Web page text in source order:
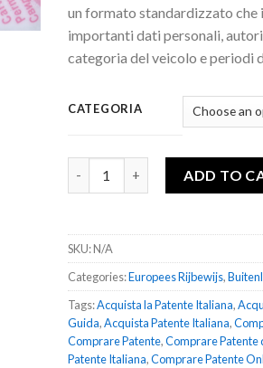
un formato standardizzato che
importanti dati personali,
categoria del veicolo e periodi
CATEGORIA
ADD TO
SKU:N/A
Categories:Europees Rijbewijs,
Tags:Acquista la Patente Italiana,
Guida,Acquista Patente Italiana,
Comprare Patente,Comprare Patente
Patente Italiana,Comprare Patente